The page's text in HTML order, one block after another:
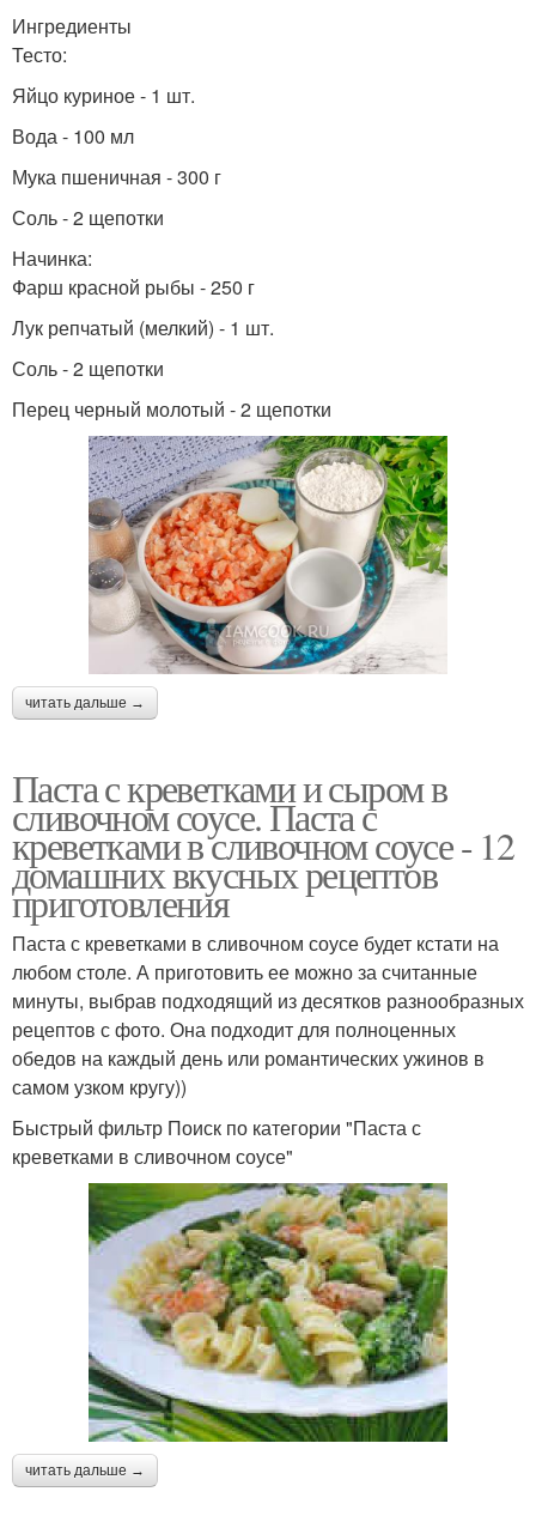
Ингредиенты
Тесто:
Яйцо куриное - 1 шт.
Вода - 100 мл
Мука пшеничная - 300 г
Соль - 2 щепотки
Начинка:
Фарш красной рыбы - 250 г
Лук репчатый (мелкий) - 1 шт.
Соль - 2 щепотки
Перец черный молотый - 2 щепотки
читать дальше →
Паста с креветками и сыром в
сливочном соусе. Паста с
креветками в сливочном соусе - 12
домашних вкусных рецептов
приготовления
Паста с креветками в сливочном соусе будет кстати на
любом столе. А приготовить ее можно за считанные
минуты, выбрав подходящий из десятков разнообразных
рецептов с фото. Она подходит для полноценных
обедов на каждый день или романтических ужинов в
самом узком кругу))
Быстрый фильтр Поиск по категории "Паста с
креветками в сливочном соусе"
читать дальше →